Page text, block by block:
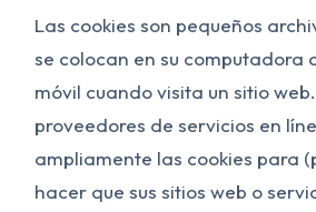
Las cookies son pequeños
se colocan en su computadora
móvil cuando visita un sitio
proveedores de servicios en
ampliamente las cookies para
hacer que sus sitios web o